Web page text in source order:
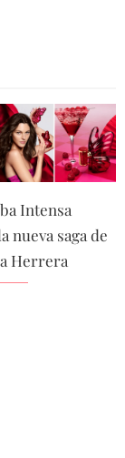
Intensa
nueva saga de
Herrera